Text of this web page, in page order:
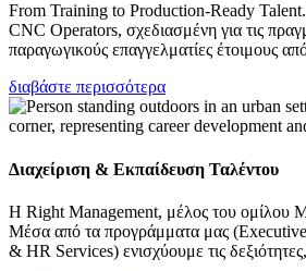
From Training to Production-Ready
CNC Operators, σχεδιασμένη για τις
παραγωγικούς επαγγελματίες έτοιμους
διαβάστε περισσότερα
Διαχείριση & Εκπαίδευση Ταλέντου
Η Right Management, μέλος του ομίλου
Μέσα από τα προγράμματα μας
& HR Services) ενισχύουμε τις